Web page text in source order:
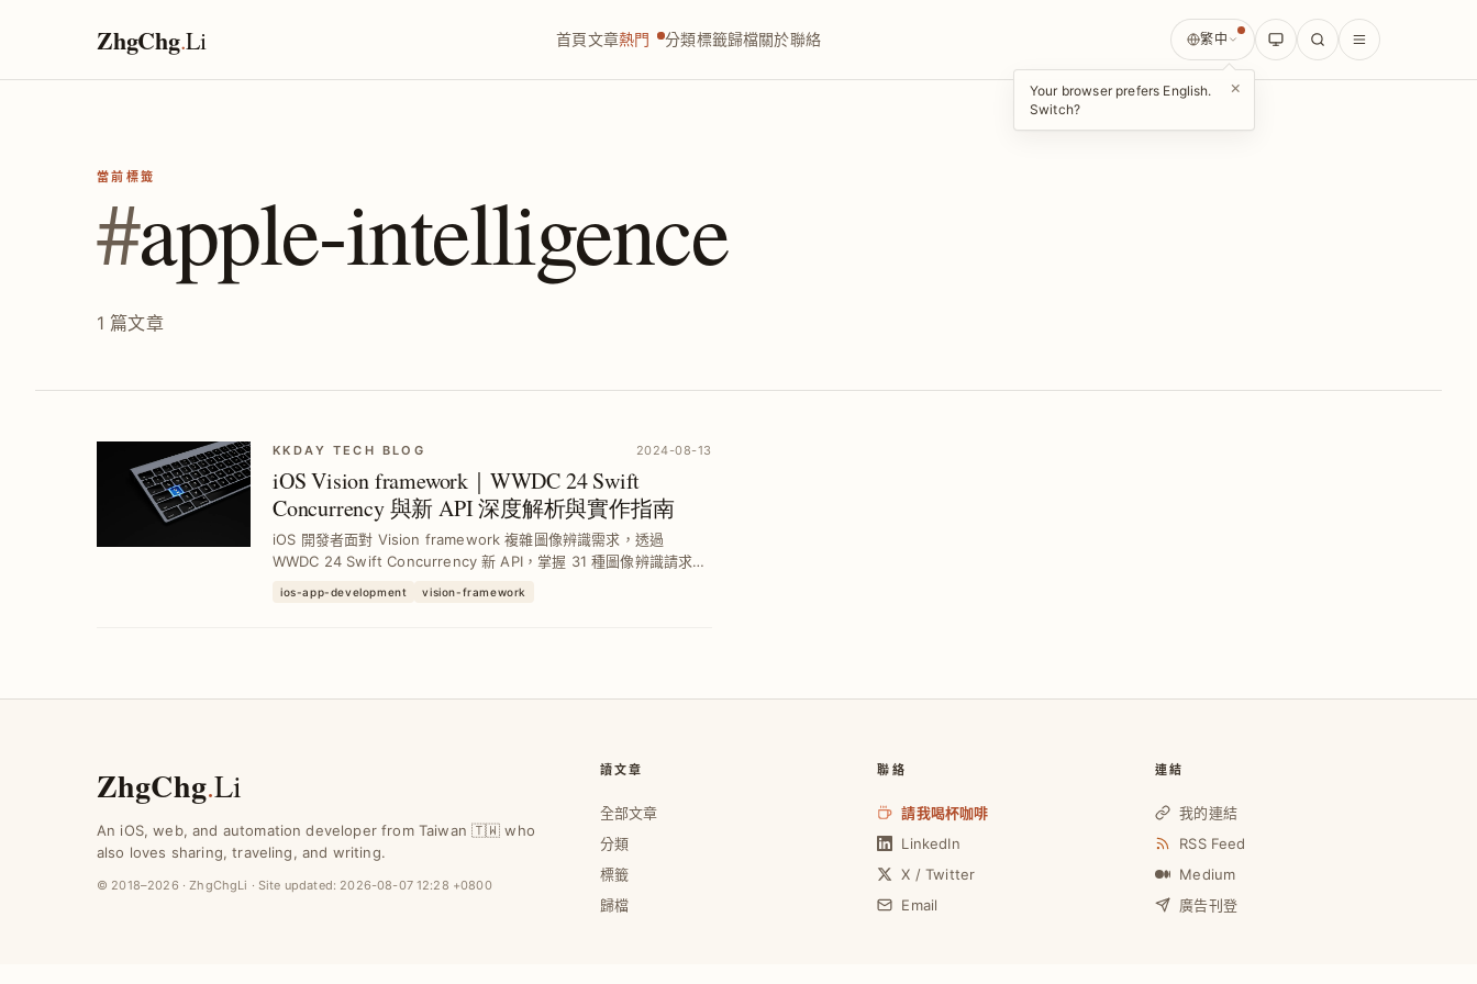
ZhgChg.Li 首頁文章熱門 分類標籤歸檔關於聯絡 繁中
Your browser prefers English.
Switch?
×
當前標籤
#apple-intelligence
1 篇文章
KKDAY TECH BLOG 2024-08-13
iOS Vision framework｜WWDC 24 Swift
Concurrency 與新 API 深度解析與實作指南
iOS 開發者面對 Vision framework 複雜圖像辨識需求，透過
WWDC 24 Swift Concurrency 新 API，掌握 31 種圖像辨識請求與
ios-app-development vision-framework
ZhgChg.Li
An iOS, web, and automation developer from Taiwan 🇹🇼 who
also loves sharing, traveling, and writing.
© 2018–2026 · ZhgChgLi · Site updated: 2026-08-07 12:28 +0800
讀文章
全部文章
分類
標籤
歸檔
聯絡
請我喝杯咖啡
LinkedIn
X / Twitter
Email
連結
我的連結
RSS Feed
Medium
廣告刊登